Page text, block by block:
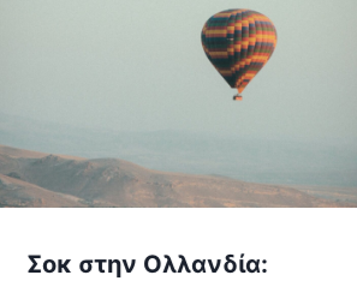
Σοκ στην Ολλανδία: